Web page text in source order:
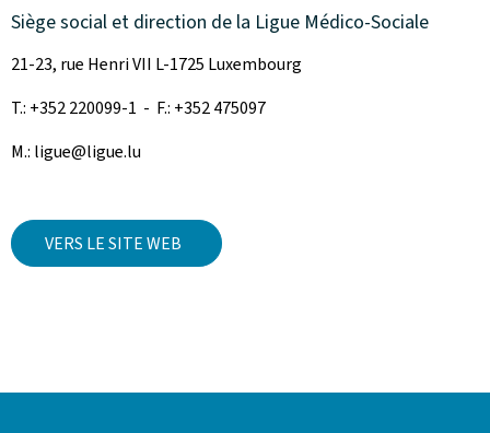
Siège social et direction de la Ligue Médico-Sociale
21-23, rue Henri VII L-1725 Luxembourg
T.: +352 220099-1 - F.: +352 475097
M.: ligue@ligue.lu
VERS LE SITE WEB